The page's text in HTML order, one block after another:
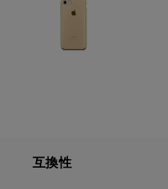
互換性